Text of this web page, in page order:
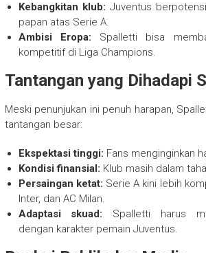
Kebangkitan klub: Juventus
papan atas Serie A.
Ambisi Eropa: Spalletti bisa
kompetitif di Liga Champions.
Tantangan yang Dihadapi
Meski penunjukan ini penuh harapan,
tantangan besar:
Ekspektasi tinggi: Fans menginginkan
Kondisi finansial: Klub masih dalam
Persaingan ketat: Serie A kini lebih
Inter, dan AC Milan.
Adaptasi skuad: Spalletti harus
dengan karakter pemain Juventus.